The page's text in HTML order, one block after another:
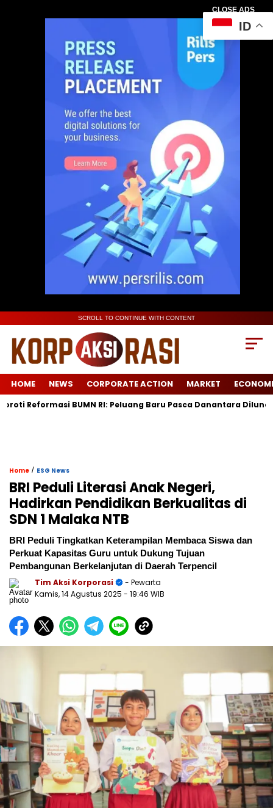
CLOSE ADS
SCROLL TO CONTINUE WITH CONTENT
HOME NEWS CORPORATE ACTION MARKET
BUMN RI: Peluang Baru Pasca Danantara Diluncurkan
Home / ESG News
BRI Peduli Literasi Anak Negeri,
Hadirkan Pendidikan Berkualitas di
SDN 1 Malaka NTB
BRI Peduli Tingkatkan Keterampilan Membaca Siswa dan
Perkuat Kapasitas Guru untuk Dukung Tujuan
Pembangunan Berkelanjutan di Daerah Terpencil
Tim Aksi Korporasi
- Pewarta
Kamis, 14 Agustus 2025 - 19:46 WIB
ID